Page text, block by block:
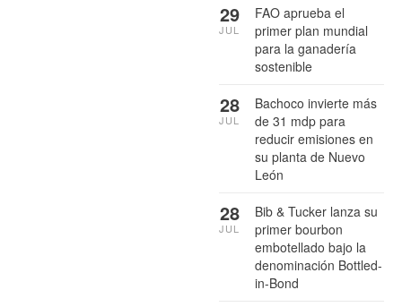
FAO aprueba el
primer plan mundial
para la ganadería
sostenible
29
JUL
Bachoco invierte más
de 31 mdp para
reducir emisiones en
su planta de Nuevo
León
28
JUL
Bib & Tucker lanza su
primer bourbon
embotellado bajo la
denominación Bottled-
in-Bond
28
JUL